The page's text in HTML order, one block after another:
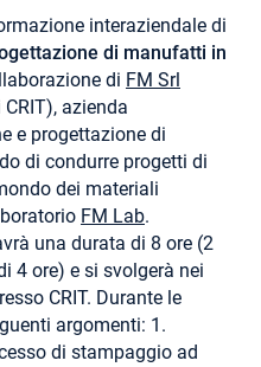
interaziendale di
di manufatti in
di FM Srl
azienda
e progettazione di
di condurre progetti di
dei materiali
FM Lab.
una durata di 8 ore (2
4 ore) e si svolgerà nei
CRIT. Durante le
argomenti: 1.
di stampaggio ad